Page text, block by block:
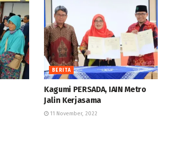
BERITA
Kagumi PERSADA, IAIN Metro
Jalin Kerjasama
11 November, 2022